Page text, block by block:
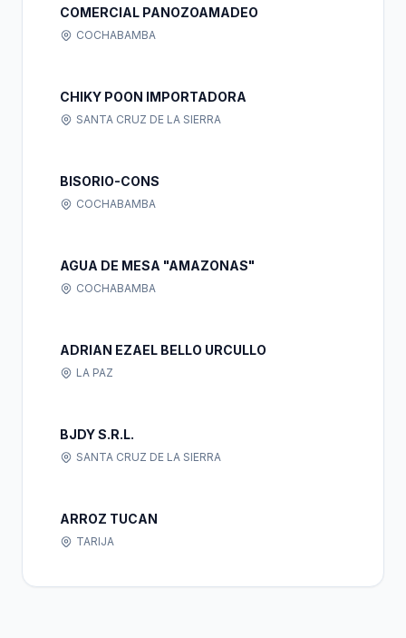
COMERCIAL PANOZOAMADEO
COCHABAMBA
CHIKY POON IMPORTADORA
SANTA CRUZ DE LA SIERRA
BISORIO-CONS
COCHABAMBA
AGUA DE MESA "AMAZONAS"
COCHABAMBA
ADRIAN EZAEL BELLO URCULLO
LA PAZ
BJDY S.R.L.
SANTA CRUZ DE LA SIERRA
ARROZ TUCAN
TARIJA